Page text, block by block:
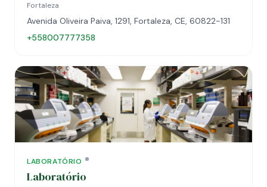
Fortaleza
Avenida Oliveira Paiva, 1291, Fortaleza, CE, 60822-131
+558007777358
LABORATÓRIO
Laboratório